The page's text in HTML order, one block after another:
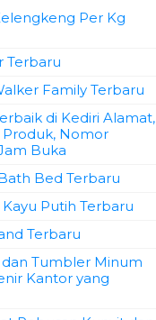
Per Kg
Terbaru
Family Terbaru
di Kediri Alamat,
Nomor
Buka
Bed Terbaru
Putih Terbaru
Terbaru
dan Tumbler Minum
Kantor yang